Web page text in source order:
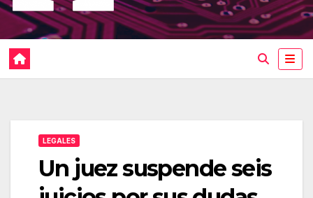
LEGALES
Un juez suspende seis